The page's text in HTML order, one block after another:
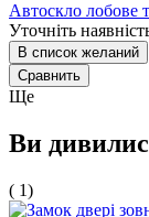
Автоскло лобове
Уточніть
В список желаний
Сравнить
Ще
Ви
( 1)